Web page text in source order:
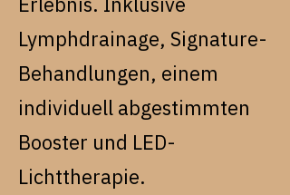
Lymphdrainage, Signature-
Behandlungen, einem
individuell abgestimmten
Booster und LED-
Lichttherapie.